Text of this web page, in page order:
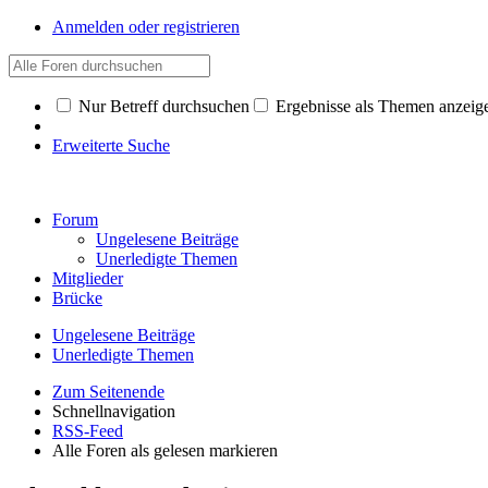
Anmelden oder registrieren
Nur Betreff durchsuchen Ergebnisse als Themen
Erweiterte Suche
Forum
Ungelesene Beiträge
Unerledigte Themen
Mitglieder
Brücke
Ungelesene Beiträge
Unerledigte Themen
Zum Seitenende
Schnellnavigation
RSS-Feed
Alle Foren als gelesen markieren